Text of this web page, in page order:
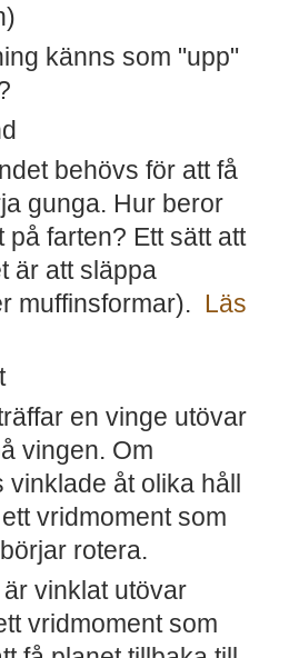
känns som "upp"
behövs för att få
gunga. Hur beror
på farten? Ett sätt att
är att släppa
muffinsformar).
Läs
en vinge utövar
vingen. Om
åt olika håll
vridmoment som
rotera.
vinklat utövar
vridmoment som